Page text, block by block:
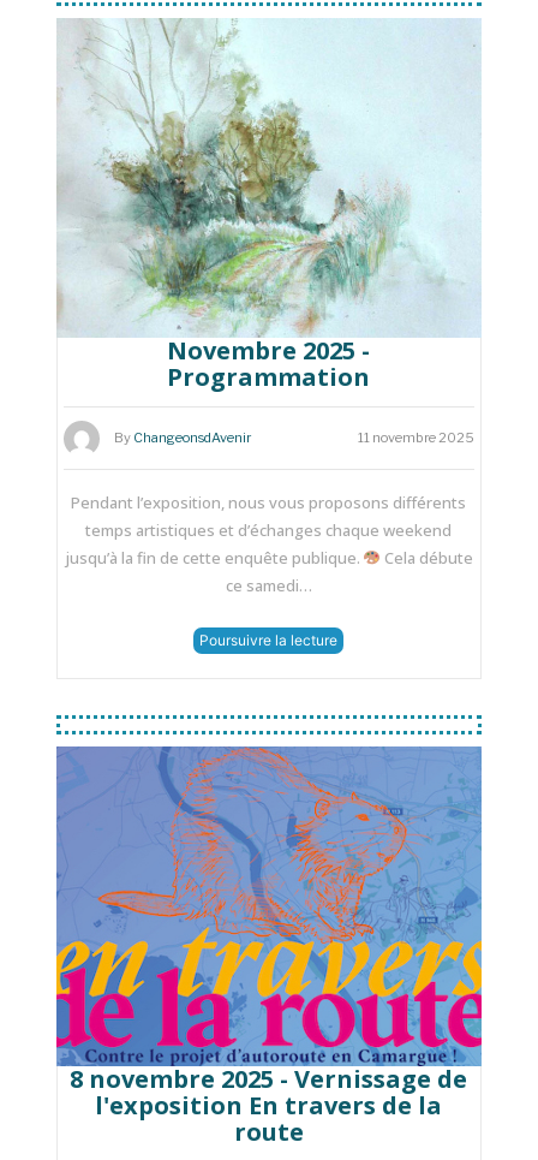
Novembre 2025 -
Programmation
By ChangeonsdAvenir 11 novembre 2025
Pendant l’exposition, nous vous proposons différents
temps artistiques et d’échanges chaque weekend
jusqu’à la fin de cette enquête publique.
Cela débute
ce samedi…
Poursuivre la lecture
8 novembre 2025 - Vernissage de
l'exposition En travers de la
route